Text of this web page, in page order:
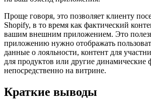
Проще говоря, это позволяет клиенту
Shopify, в то время как фактический
вашим внешним приложением. Это
приложению нужно отображать
данные о лояльности, контент для
для продуктов или другие динамические
непосредственно на витрине.
Краткие выводы